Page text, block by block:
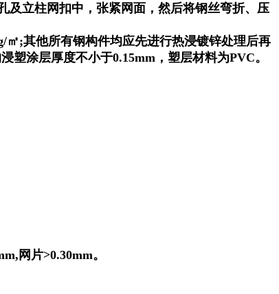
立柱网扣中，张紧网面，然后将钢丝弯折、压
;其他所有钢构件均应先进行热浸镀锌处理后再
塑涂层厚度不小于0.15mm，塑层材料为PVC。
网片>0.30mm。